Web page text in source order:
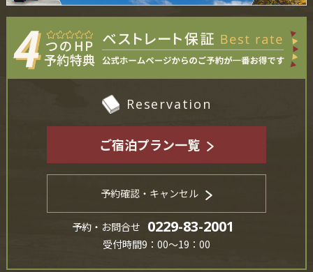
Reservation
ご宿泊プラン一覧
予約確認・キャンセル
予約・お問合せ 0229-83-2001
受付時間9：00～19：00